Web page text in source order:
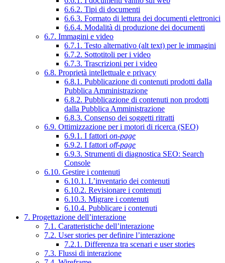
6.6.2. Tipi di documenti
6.6.3. Formato di lettura dei documenti elettronici
6.6.4. Modalità di produzione dei documenti
6.7. Immagini e video
6.7.1. Testo alternativo (alt text) per le immagini
6.7.2. Sottotitoli per i video
6.7.3. Trascrizioni per i video
6.8. Proprietà intellettuale e privacy
6.8.1. Pubblicazione di contenuti prodotti dalla
Pubblica Amministrazione
6.8.2. Pubblicazione di contenuti non prodotti
dalla Pubblica Amministrazione
6.8.3. Consenso dei soggetti ritratti
6.9. Ottimizzazione per i motori di ricerca (SEO)
6.9.1. I fattori on-page
6.9.2. I fattori off-page
6.9.3. Strumenti di diagnostica SEO: Search
Console
6.10. Gestire i contenuti
6.10.1. L’inventario dei contenuti
6.10.2. Revisionare i contenuti
6.10.3. Migrare i contenuti
6.10.4. Pubblicare i contenuti
7. Progettazione dell’interazione
7.1. Caratteristiche dell’interazione
7.2. User stories per definire l’interazione
7.2.1. Differenza tra scenari e user stories
7.3. Flussi di interazione